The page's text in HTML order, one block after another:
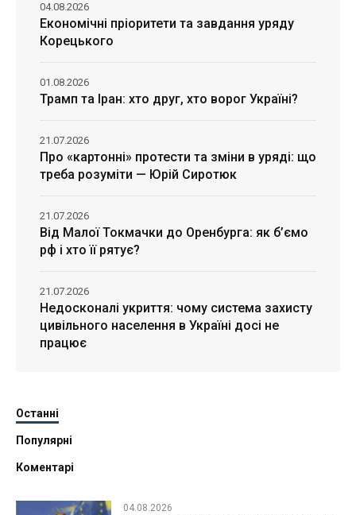
Економічні пріоритети та завдання уряду
Корецького
04.08.2026
Трамп та Іран: хто друг, хто ворог Україні?
01.08.2026
Про «картонні» протести та зміни в уряді: що
треба розуміти — Юрій Сиротюк
21.07.2026
Від Малої Токмачки до Оренбурга: як б’ємо
рф і хто її рятує?
21.07.2026
Недосконалі укриття: чому система захисту
цивільного населення в Україні досі не
працює
21.07.2026
Останні
Популярні
Коментарі
04.08.2026